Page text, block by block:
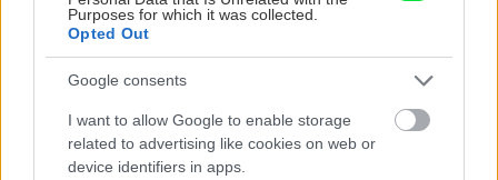
Purposes for which it was collected.
Opted Out
Google consents
I want to allow Google to enable storage
related to advertising like cookies on web or
device identifiers in apps.
úkaz môžete pozorovať aj v
našich lesoch
KOMENTÁRE